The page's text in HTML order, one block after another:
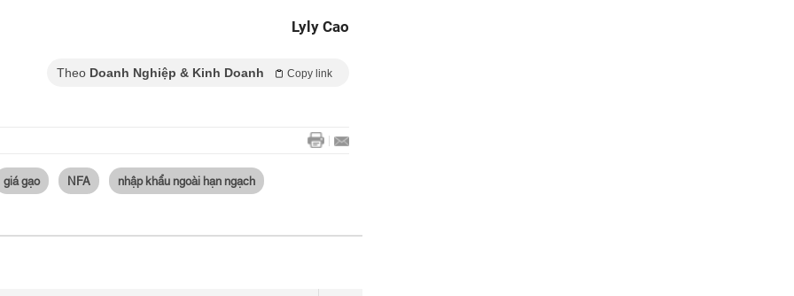
Lyly Cao
Theo Doanh Nghiệp & Kinh Doanh Copy link
giá gạo NFA nhập khẩu ngoài hạn ngạch